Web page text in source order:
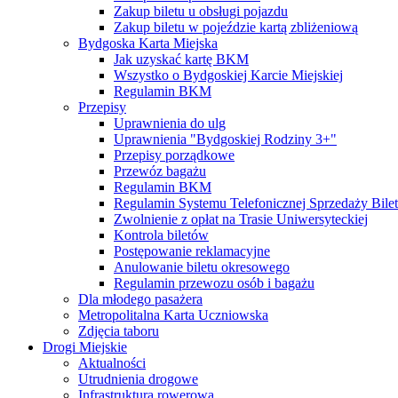
Zakup biletu u obsługi pojazdu
Zakup biletu w pojeździe kartą zbliżeniową
Bydgoska Karta Miejska
Jak uzyskać kartę BKM
Wszystko o Bydgoskiej Karcie Miejskiej
Regulamin BKM
Przepisy
Uprawnienia do ulg
Uprawnienia "Bydgoskiej Rodziny 3+"
Przepisy porządkowe
Przewóz bagażu
Regulamin BKM
Regulamin Systemu Telefonicznej Sprzedaży
Zwolnienie z opłat na Trasie Uniwersyteckiej
Kontrola biletów
Postępowanie reklamacyjne
Anulowanie biletu okresowego
Regulamin przewozu osób i bagażu
Dla młodego pasażera
Metropolitalna Karta Uczniowska
Zdjęcia taboru
Drogi Miejskie
Aktualności
Utrudnienia drogowe
Infrastruktura rowerowa